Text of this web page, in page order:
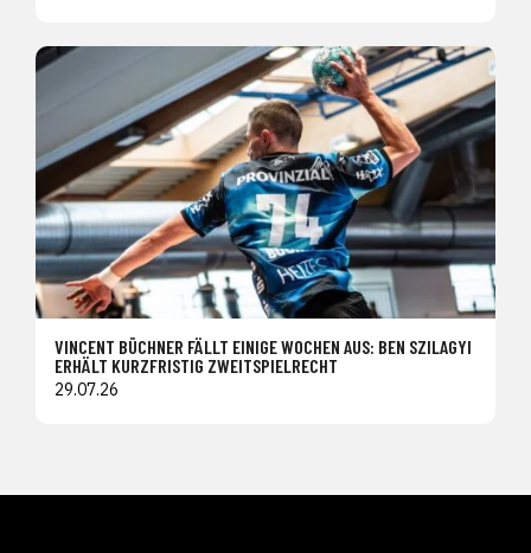
VINCENT BÜCHNER FÄLLT EINIGE WOCHEN AUS: BEN SZILAGYI
ERHÄLT KURZFRISTIG ZWEITSPIELRECHT
29.07.26